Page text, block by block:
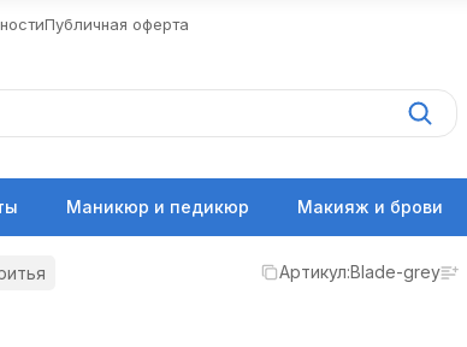
Публичная оферта
Маникюр и педикюр Макияж и брови
Артикул:Blade-grey